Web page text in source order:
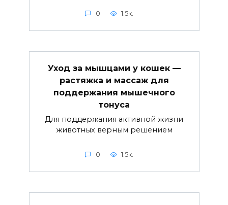
0 1.5к.
Уход за мышцами у кошек —
растяжка и массаж для
поддержания мышечного
тонуса
Для поддержания активной жизни
животных верным решением
0 1.5к.